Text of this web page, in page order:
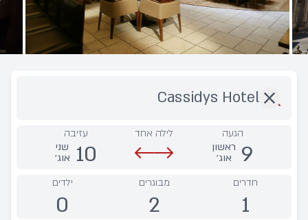
הגעה
9 ראשון
אוג׳
לילה אחד עזיבה
10
שני
אוג׳
חדרים
1
מבוגרים
2
ילדים
0